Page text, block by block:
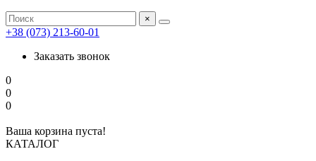
×
+38 (073) 213-60-01
Заказать звонок
0
0
0
Ваша корзина пуста!
КАТАЛОГ